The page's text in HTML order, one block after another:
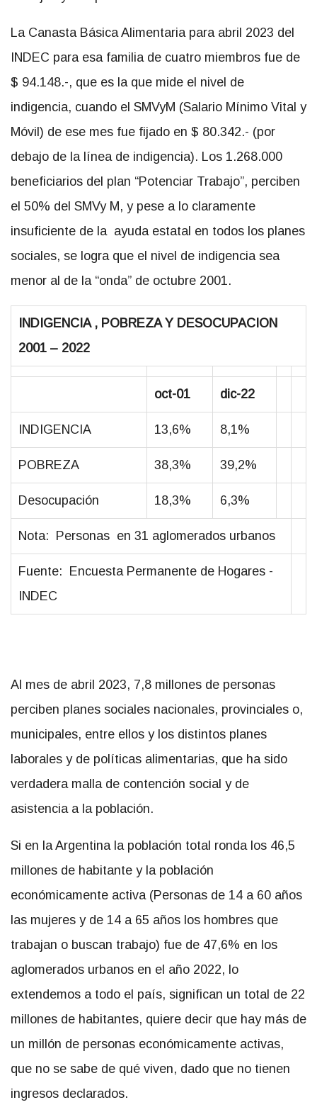
La Canasta Básica Alimentaria para abril 2023 del
INDEC para esa familia de cuatro miembros fue de
$ 94.148.-, que es la que mide el nivel de
indigencia, cuando el SMVyM (Salario Mínimo Vital y
Móvil) de ese mes fue fijado en $ 80.342.- (por
debajo de la línea de indigencia). Los 1.268.000
beneficiarios del plan “Potenciar Trabajo”, perciben
el 50% del SMVy M, y pese a lo claramente
insuficiente de la ayuda estatal en todos los planes
sociales, se logra que el nivel de indigencia sea
menor al de la “onda” de octubre 2001.
INDIGENCIA , POBREZA Y DESOCUPACION
2001 – 2022
oct-01 dic-22
INDIGENCIA 13,6% 8,1%
POBREZA 38,3% 39,2%
Desocupación 18,3% 6,3%
Nota: Personas en 31 aglomerados urbanos
Fuente: Encuesta Permanente de Hogares -
INDEC
Al mes de abril 2023, 7,8 millones de personas
perciben planes sociales nacionales, provinciales o,
municipales, entre ellos y los distintos planes
laborales y de políticas alimentarias, que ha sido
verdadera malla de contención social y de
asistencia a la población.
Si en la Argentina la población total ronda los 46,5
millones de habitante y la población
económicamente activa (Personas de 14 a 60 años
las mujeres y de 14 a 65 años los hombres que
trabajan o buscan trabajo) fue de 47,6% en los
aglomerados urbanos en el año 2022, lo
extendemos a todo el país, significan un total de 22
millones de habitantes, quiere decir que hay más de
un millón de personas económicamente activas,
que no se sabe de qué viven, dado que no tienen
ingresos declarados.